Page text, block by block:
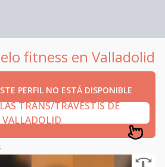
fitness en Valladolid
PERFIL NO ESTÁ DISPONIBLE
TRANS/TRAVESTIS DE
VALLADOLID